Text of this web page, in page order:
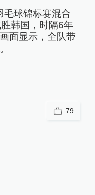
毛球锦标赛混合
韩国，时隔6年
面显示，全队带
79